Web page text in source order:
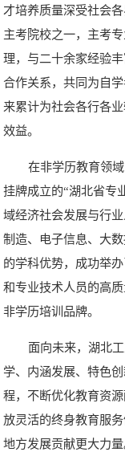
才培养质量深受社会
主考院校之一，主考
理，与二十余家经验
合作关系，共同为自
来累计为社会各行各
效益。
在非学历教育领
挂牌成立的“湖北省专
域经济社会发展与行
制造、电子信息、大
的学科优势，成功举
和专业技术人员的高
非学历培训品牌。
面向未来，湖北
学、内涵发展、特色
程，不断优化教育资
放灵活的终身教育服
地方发展贡献更大力量